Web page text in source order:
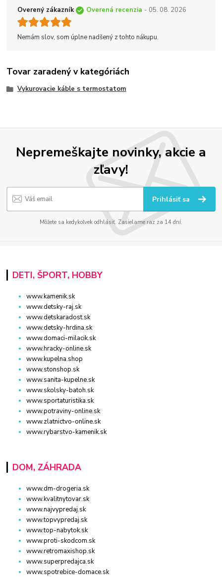
Overený zákazník Overená recenzia - 05. 08. 2026
Nemám slov, som úplne nadšený z tohto nákupu.
Tovar zaradený v kategóriách
Vykurovacie káble s termostatom
Nepremeškajte novinky, akcie a
zľavy!
Prihlásiť sa
Môžete sa kedykoľvek odhlásiť. Zasielame raz za 14 dní.
DETI, ŠPORT, HOBBY
www.kamenik.sk
www.detsky-raj.sk
www.detskaradost.sk
www.detsky-hrdina.sk
www.domaci-milacik.sk
www.hracky-online.sk
www.kupelna.shop
www.stonshop.sk
www.sanita-kupelne.sk
www.skolsky-batoh.sk
www.sportaturistika.sk
www.potraviny-online.sk
www.zlatnictvo-online.sk
www.rybarstvo-kamenik.sk
DOM, ZÁHRADA
www.dm-drogeria.sk
www.kvalitnytovar.sk
www.najvypredaj.sk
www.topvypredaj.sk
www.top-nabytok.sk
www.proti-skodcom.sk
www.retromaxishop.sk
www.superpredajca.sk
www.spotrebice-domace.sk